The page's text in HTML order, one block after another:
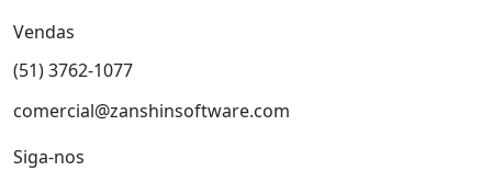
Vendas
(51) 3762-1077
comercial@zanshinsoftware.com
Siga-nos